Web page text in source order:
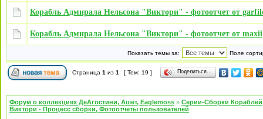
Корабль Адмирала Нельсона "Виктори" - фотоотчет от
Корабль Адмирала Нельсона "Виктори" - фотоотчет от maxii
Показать темы за: Поле
Страница 1 из 1 [ Тем: 19 ] Поделиться…
Форум о коллекциях ДеАгостини, Ашет, Eaglemoss » Серии-Сборки Кораблей
Виктори - Процесс сборки, Фотоотчеты пользователей